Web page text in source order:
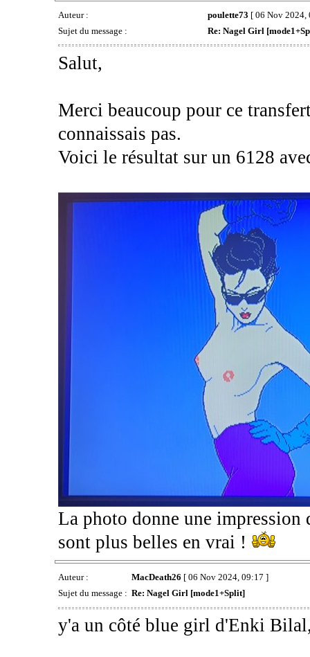
Auteur : poulette73 [ 06 Nov 2024,
Sujet du message :
Re: Nagel Girl
Salut,
Merci beaucoup pour ce
connaissais pas.
Voici le résultat sur un 6128
La photo donne une impression
sont plus belles en vrai !
Auteur : MacDeath26 [ 06 Nov 2024, 09:17 ]
Sujet du message : Re: Nagel Girl [mode1+Split]
y'a un côté blue girl d'Enki